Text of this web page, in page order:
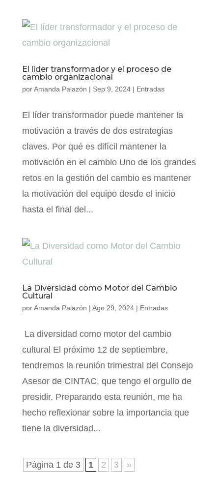
El líder transformador y el proceso de
cambio organizacional
porAmanda Palazón | Sep 9, 2024| Entradas
El líder transformador puede mantener la
motivación a través de dos estrategias
claves. Por qué es difícil mantener la
motivación en el cambio Uno de los grandes
retos en la gestión del cambio es mantener
la motivación del equipo desde el inicio
hasta el final del...
La Diversidad como Motor del Cambio
Cultural
porAmanda Palazón | Ago 29, 2024| Entradas
La diversidad como motor del cambio
cultural El próximo 12 de septiembre,
tendremos la reunión trimestral del Consejo
Asesor de CINTAC, que tengo el orgullo de
presidir. Preparando esta reunión, me ha
hecho reflexionar sobre la importancia que
tiene la diversidad...
Página 1 de 3 1 2 3 »